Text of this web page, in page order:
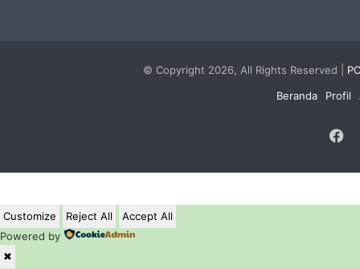
© Copyright 2026, All Rights Reserved |
Beranda
Profil
Customize Reject All
Accept All
Powered by
✖